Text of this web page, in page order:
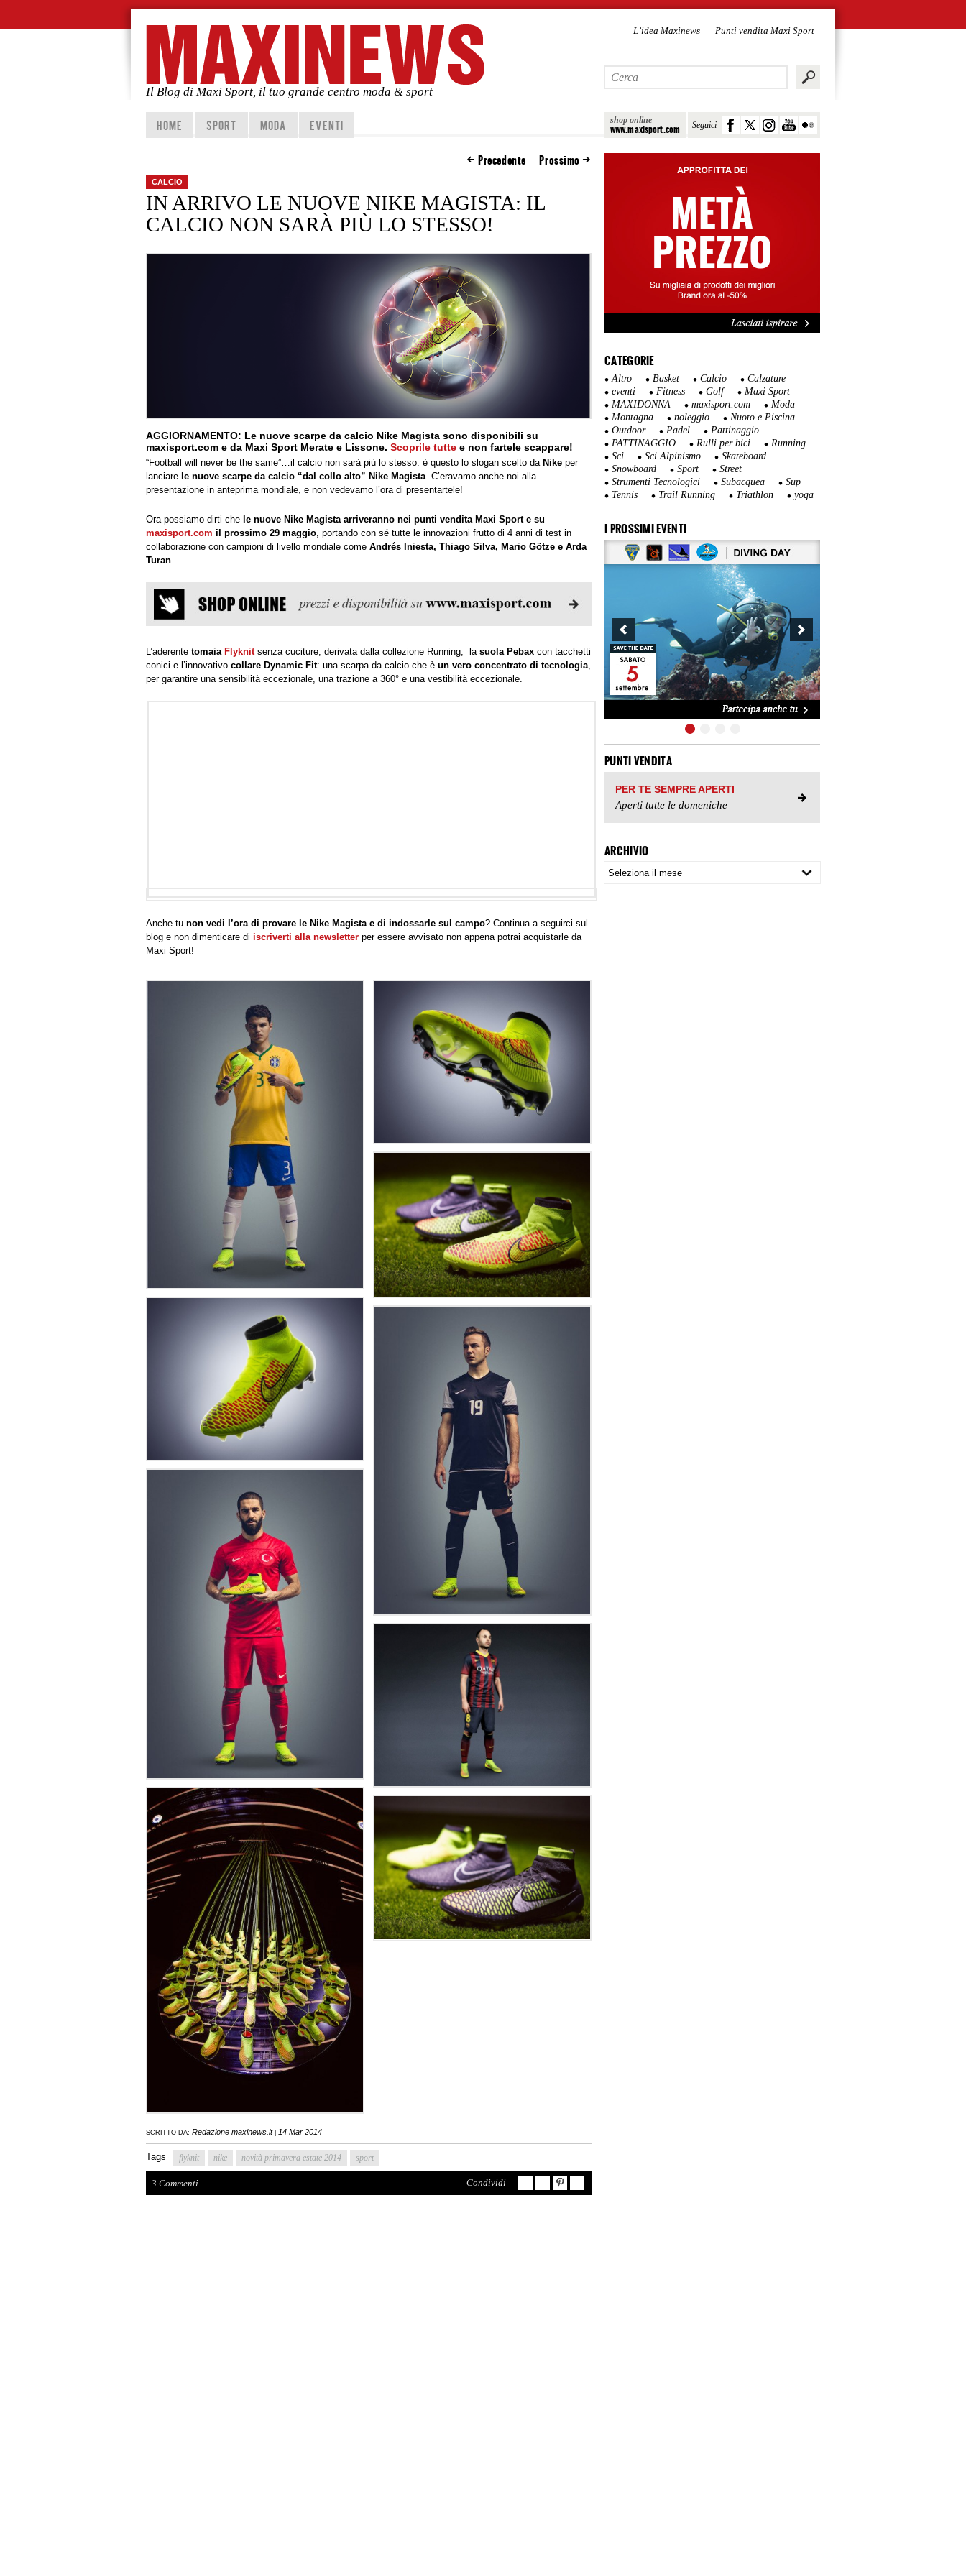
Il Blog di Maxi Sport, il tuo grande centro moda & sport
shop online
www.maxisport.com Seguici
L’idea Maxinews Punti vendita Maxi Sport
Vai al contenuto principale
Vai al contenuto secondario
HOME SPORT MODA EVENTI
Precedente Prossimo
CALCIO
IN ARRIVO LE NUOVE NIKE MAGISTA: IL
CALCIO NON SARÀ PIÙ LO STESSO!
AGGIORNAMENTO: Le nuove scarpe da calcio Nike Magista sono disponibili su
maxisport.com e da Maxi Sport Merate e Lissone. Scoprile tutte e non fartele scappare!
“Football will never be the same”…il calcio non sarà più lo stesso: è questo lo slogan scelto da Nike per
lanciare le nuove scarpe da calcio “dal collo alto” Nike Magista. C’eravamo anche noi alla
presentazione in anteprima mondiale, e non vedevamo l’ora di presentartele!
Ora possiamo dirti che le nuove Nike Magista arriveranno nei punti vendita Maxi Sport e su
maxisport.com il prossimo 29 maggio , portando con sé tutte le innovazioni frutto di 4 anni di test in
collaborazione con campioni di livello mondiale come Andrés Iniesta, Thiago Silva, Mario Götze e Arda
Turan
L’aderente tomaia Flyknitsenza cuciture, derivata dalla collezione Running, la suola Pebax con tacchetti
conici e l’innovativo collare Dynamic Fit: una scarpa da calcio che è un vero concentrato di tecnologia,
per garantire una sensibilità eccezionale, una trazione a 360° e una vestibilità eccezionale.
Anche tu non vedi l’ora di provare le Nike Magista e di indossarle sul campo? Continua a seguirci sul
blog e non dimenticare di iscriverti alla newsletter per essere avvisato non appena potrai acquistarle da
Maxi Sport!
SCRITTO DA: Redazione maxinews.it 14 Mar 2014
Tags flyknit nike novità primavera estate 2014 sport
3 Commenti Condividi
CATEGORIE
Altro Basket Calcio
Calzature
eventi
Fitness Golf
Maxi Sport
MAXIDONNA
maxisport.com
Moda
Montagna
noleggio
Nuoto e Piscina
Outdoor
Padel
Pattinaggio
PATTINAGGIO
Rulli per bici
Running
Sci
Sci Alpinismo
Skateboard
Snowboard
Sport
Street
Strumenti Tecnologici
Subacquea
Sup
Tennis
Trail Running Triathlon yoga
I PROSSIMI EVENTI
PUNTI VENDITA
PER TE SEMPRE APERTI
Aperti tutte le domeniche
ARCHIVIO